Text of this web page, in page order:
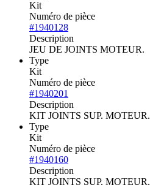
Kit
Numéro de pièce
#1940128
Description
JEU DE JOINTS MOTEUR.
Type
Kit
Numéro de pièce
#1940201
Description
KIT JOINTS SUP. MOTEUR.
Type
Kit
Numéro de pièce
#1940160
Description
KIT JOINTS SUP. MOTEUR.